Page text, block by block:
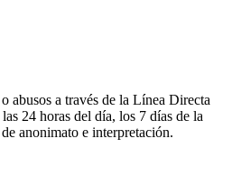
abusos a través de la Línea Directa
24 horas del día, los 7 días de la
anonimato e interpretación.